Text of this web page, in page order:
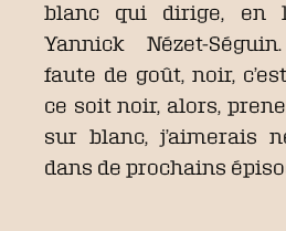
blanc qui dirige, en
Yannick Nézet-
faute de goût, noir,
ce soit noir, alors,
sur blanc, j’aimerais
dans de prochains